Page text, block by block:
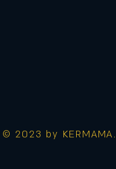
© 2023 by KERMAMA.